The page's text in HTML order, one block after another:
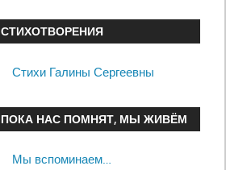
СТИХОТВОРЕНИЯ
Стихи Галины Сергеевны
ПОКА НАС ПОМНЯТ, МЫ ЖИВЁМ
Мы вспоминаем…